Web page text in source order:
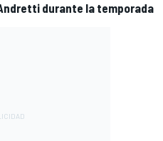
durante la temporada